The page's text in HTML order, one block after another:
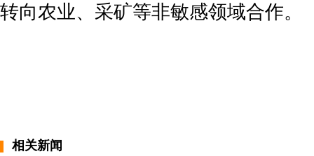
转向农业、采矿等非敏感领域合作。
相关新闻